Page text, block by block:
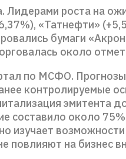
Лидерами роста на
«Татнефти»
бумаги
около
по МСФО.
контролируемые
эмитента
составило около
изучает
повлияют на бизнес